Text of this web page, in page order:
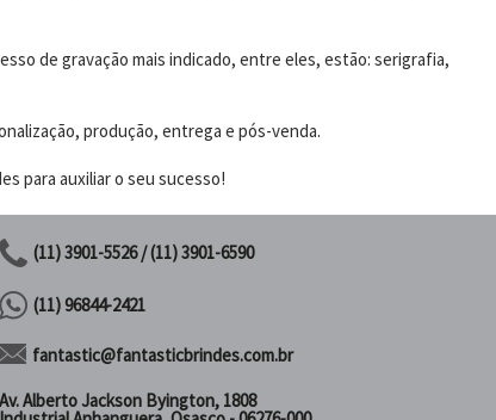
de gravação mais indicado, entre eles, estão: serigrafia,
produção, entrega e pós-venda.
para auxiliar o seu sucesso!
(11) 3901-5526 / (11) 3901-6590
(11) 96844-2421
fantastic@fantasticbrindes.com.br
Av. Alberto Jackson Byington, 1808